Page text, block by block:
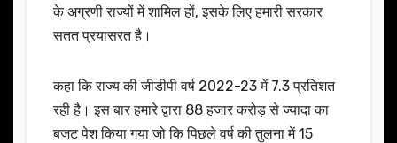
के अग्रणी राज्यों में शामिल हों, इसके लिए हमारी सरकार
सतत प्रयासरत है।
कहा कि राज्य की जीडीपी वर्ष 2022-23 में 7.3 प्रतिशत
रही है। इस बार हमारे द्वारा 88 हजार करोड़ से ज्यादा का
बजट पेश किया गया जो कि पिछले वर्ष की तुलना में 15